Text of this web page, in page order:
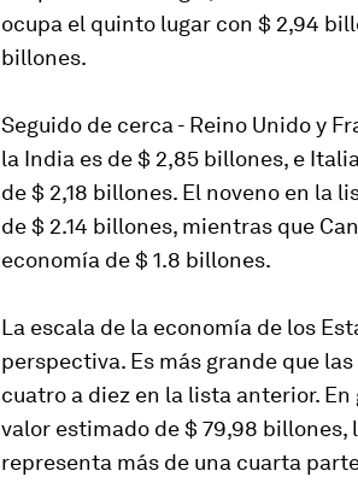
ocupa el quinto lugar con $ 2,94
billones.
Seguido de cerca - Reino Unido y
la India es de $ 2,85 billones, e
de $ 2,18 billones. El noveno en la
de $ 2.14 billones, mientras que
economía de $ 1.8 billones.
La escala de la economía de los
perspectiva. Es más grande que
cuatro a diez en la lista anterior.
valor estimado de $ 79,98
representa más de una cuarta